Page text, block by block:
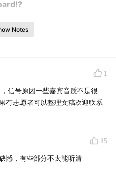
出现和迅速演进，AI 应用
栈的各个领域都可谓重磅。
核心产品 Bedrock 的核心成
系列重要 API 的同时，他也
Native Computing
员，从云计算、分布式系统
线专家。
Notes
1
信号原因一些嘉宾音质不是很
有志愿者可以整理文稿欢迎联系
15
憾，有些部分不太能听清